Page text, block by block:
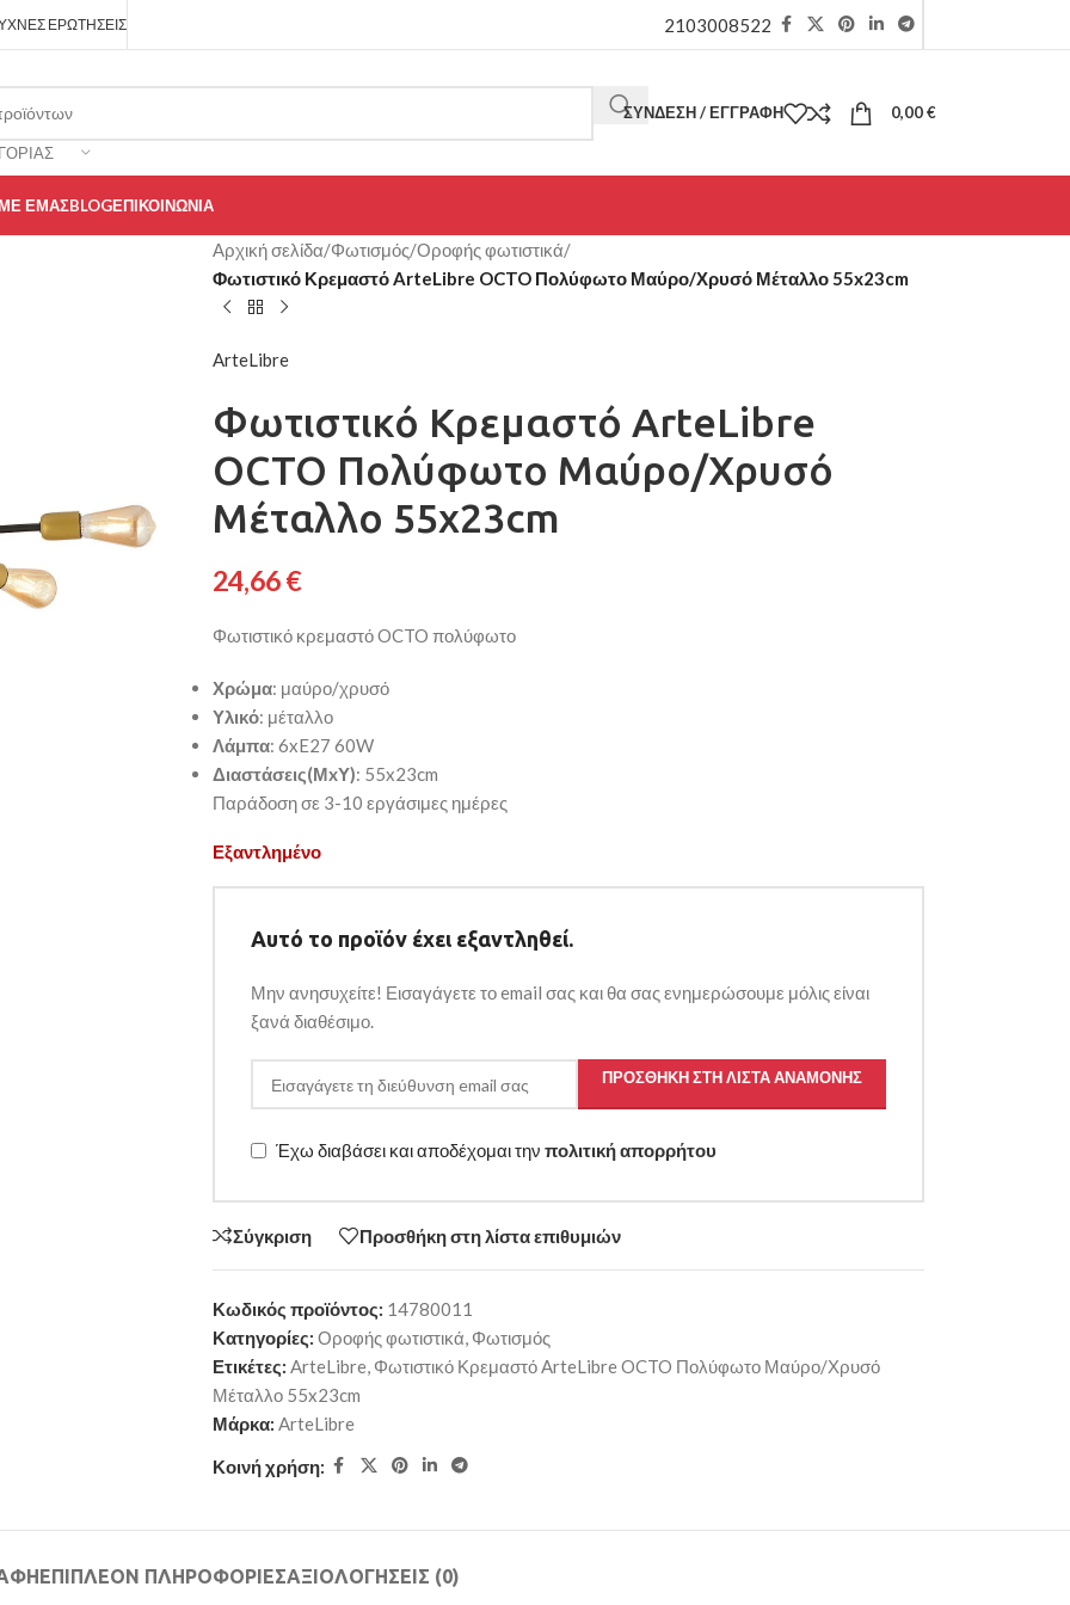
ΕΡΩΤΉΣΕΙΣ 2103008522
ΣΎΝΔΕΣΗ / ΕΓΓΡΑΦΉ 0,00€
ΕΜΆΣBLOGΕΠΙΚΟΙΝΩΝΊΑ
Αρχική σελίδα/Φωτισμός/Οροφής φωτιστικά/
Φωτιστικό Κρεμαστό ArteLibre OCTO Πολύφωτο Μαύρο/Χρυσό Μέταλλο 55x23cm
ArteLibre
Φωτιστικό Κρεμαστό ArteLibre
OCTO Πολύφωτο Μαύρο/Χρυσό
Μέταλλο 55x23cm
24,66€
Φωτιστικό κρεμαστό OCTO πολύφωτο
Χρώμα: μαύρο/χρυσό
Υλικό: μέταλλο
Λάμπα: 6xE27 60W
Διαστάσεις(ΜxΥ): 55x23cm
Παράδοση σε 3-10 εργάσιμες ημέρες
Εξαντλημένο
Αυτό το προϊόν έχει εξαντληθεί.
Μην ανησυχείτε! Εισαγάγετε το email σας και θα σας ενημερώσουμε μόλις είναι
ξανά διαθέσιμο.
ΠΡΟΣΘΉΚΗ ΣΤΗ ΛΊΣΤΑ ΑΝΑΜΟΝΉΣ
Έχω διαβάσει και αποδέχομαι την πολιτική απορρήτου
Σύγκριση Προσθήκη στη λίστα επιθυμιών
Κωδικός προϊόντος: 14780011
Κατηγορίες: Οροφής φωτιστικά, Φωτισμός
Ετικέτες: ArteLibre, Φωτιστικό Κρεμαστό ArteLibre OCTO Πολύφωτο Μαύρο/Χρυσό
Μέταλλο 55x23cm
Μάρκα: ArteLibre
Κοινή χρήση:
ΕΠΙΠΛΈΟΝ ΠΛΗΡΟΦΟΡΊΕΣΑΞΙΟΛΟΓΉΣΕΙΣ (0)